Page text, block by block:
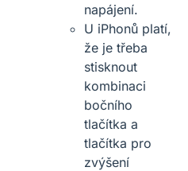
napájení.
U iPhonů platí,
že je třeba
stisknout
kombinaci
bočního
tlačítka a
tlačítka pro
zvýšení